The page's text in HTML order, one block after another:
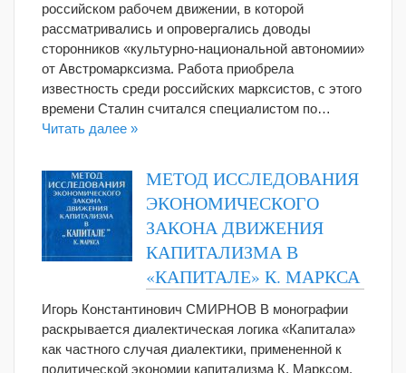
российском рабочем движении, в которой
рассматривались и опровергались доводы
сторонников «культурно-национальной автономии»
от Австромарксизма. Работа приобрела
известность среди российских марксистов, с этого
времени Сталин считался специалистом по…
Читать далее »
МЕТОД ИССЛЕДОВАНИЯ
ЭКОНОМИЧЕСКОГО
ЗАКОНА ДВИЖЕНИЯ
КАПИТАЛИЗМА В
«КАПИТАЛЕ» К. МАРКСА
Игорь Константинович СМИРНОВ В монографии
раскрывается диалектическая логика «Капитала»
как частного случая диалектики, примененной к
политической экономии капитализма К. Марксом.